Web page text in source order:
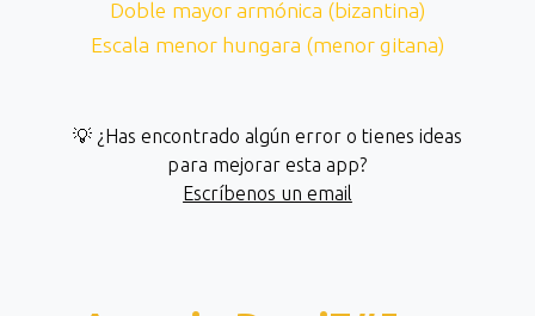
Doble mayor armónica (bizantina)
Escala menor hungara (menor gitana)
💡 ¿Has encontrado algún error o tienes ideas
para mejorar esta app?
Escríbenos un email